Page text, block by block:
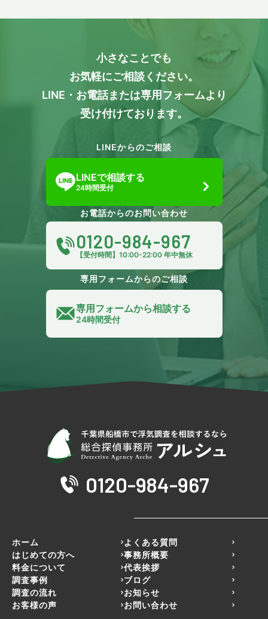
小さなことでも
お気軽にご相談ください。
LINE・お電話または専用フォームより
受け付けております。
LINEからのご相談
LINEで相談する
24時間受付
お電話からのお問い合わせ
0120-984-967
【受付時間】10:00-22:00 年中無休
専用フォームからのご相談
専用フォームから相談する
24時間受付
0120-984-967
ホーム
はじめての方へ
料金について
調査事例
調査の流れ
お客様の声
よくある質問
事務所概要
代表挨拶
ブログ
お知らせ
お問い合わせ